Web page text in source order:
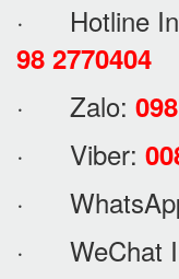
· Hotline
98 2770404
· Zalo:
· Viber:
·
· WeChat